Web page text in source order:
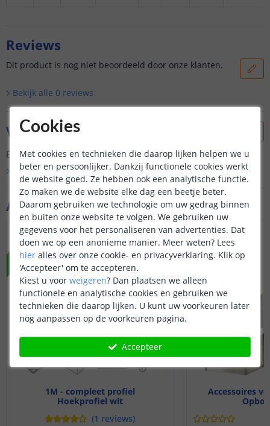
Aanvullende producten
NIEUW
1M - compleet profiel
Hoekprofiel wit
(1 reviews)
NIEUW
Accessoires
Reviews
Dit product is nog niet beoordeeld door onze klanten.
Bekijk alle 0 reviews
Vraag & antwoord
Er is nog geen vraag gesteld over dit product.
Bekijk alle Vraag & antwoord
Cookies
Met cookies en technieken die daarop lijken helpen we u
beter en persoonlijker. Dankzij functionele cookies werkt
de website goed. Ze hebben ook een analytische functie.
Zo maken we de website elke dag een beetje beter.
Daarom gebruiken we technologie om uw gedrag binnen
en buiten onze website te volgen. We gebruiken uw
gegevens voor het personaliseren van advertenties. Dat
doen we op een anonieme manier. Meer weten? Lees
hier alles over onze cookie- en privacyverklaring. Klik op
'Accepteer' om te accepteren.
Kiest u voor weigeren? Dan plaatsen we alleen
functionele en analytische cookies en gebruiken we
technieken die daarop lijken. U kunt uw voorkeuren later
nog aanpassen op de voorkeuren pagina.
Accepteer